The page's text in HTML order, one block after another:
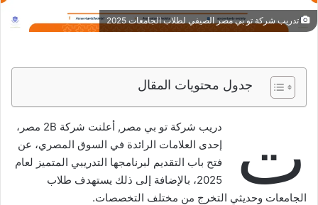
تدريب شركة تو بي مصر الصيفي لطلاب الجامعات 2025
جدول محتويات المقال
ت
دريب شركة تو بي مصر, أعلنت شركة 2B مصر،
إحدى العلامات الرائدة في السوق المصري، عن
فتح باب التقديم لبرنامجها التدريبي المتميز لعام
2025، بالإضافة إلى ذلك يستهدف طلاب
الجامعات وحديثي التخرج من مختلف التخصصات.